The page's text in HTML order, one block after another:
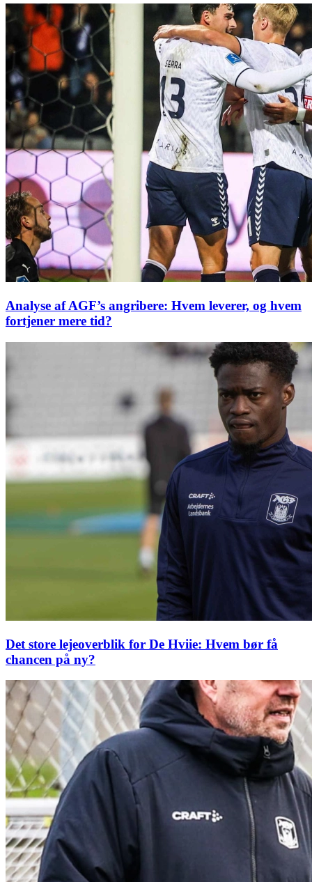
Analyse af AGF’s angribere: Hvem leverer, og hvem
fortjener mere tid?
Det store lejeoverblik for De Hviie: Hvem bør få
chancen på ny?